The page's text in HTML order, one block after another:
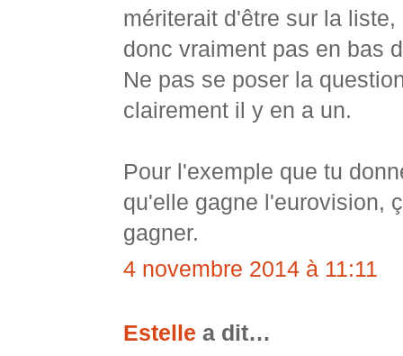
mériterait d'être sur la
donc vraiment pas en bas
Ne pas se poser la
clairement il y en a un.
Pour l'exemple que tu
qu'elle gagne l'eurovision,
gagner.
4 novembre 2014 à 11:11
Estelle a dit…